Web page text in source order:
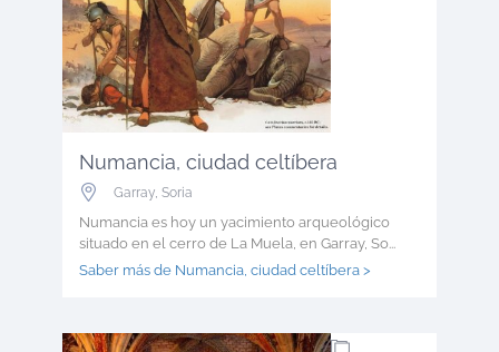
Numancia, ciudad celtíbera
Garray Soria
Numancia es hoy un yacimiento arqueológico
situado en el cerro de La Muela, en Garray, So...
Saber más de Numancia, ciudad celtíbera >